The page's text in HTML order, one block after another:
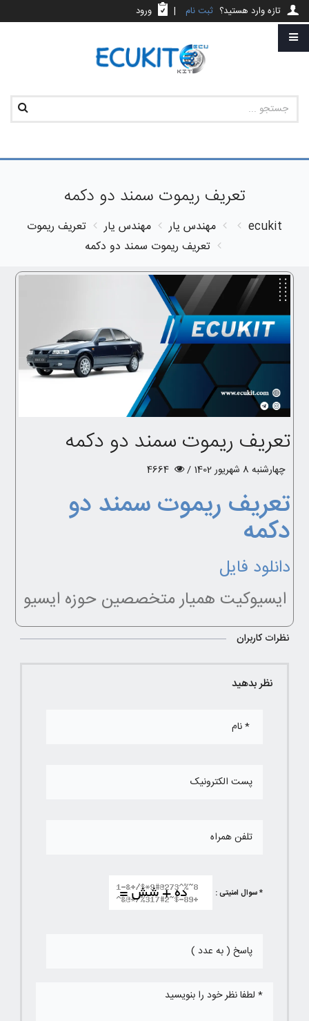
تازه وارد هستید؟ ثبت نام | ورود
تعریف ریموت سمند دو دکمه
ecukit مهندس یار مهندس یار
تعریف ریموت
تعریف ریموت سمند دو دکمه
تعریف ریموت سمند دو دکمه
چهارشنبه 8 شهریور 1402 /
تعریف ریموت سمند دو
دکمه
دانلود فایل
ایسیوکیت همیار متخصصین حوزه ایسیو
نظرات کاربران
نظر بدهید
* سوال امنیتی :